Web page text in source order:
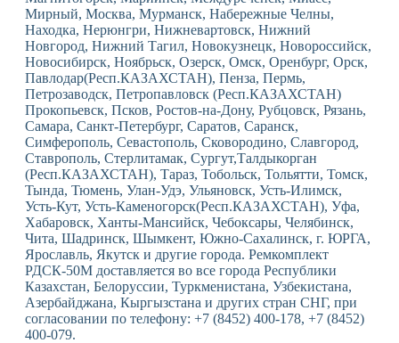
Мирный, Москва, Мурманск, Набережные Челны,
Находка, Нерюнгри, Нижневартовск, Нижний
Новгород, Нижний Тагил, Новокузнецк, Новороссийск,
Новосибирск, Ноябрьск, Озерск, Омск, Оренбург, Орск,
Павлодар(Респ.КАЗАХСТАН), Пенза, Пермь,
Петрозаводск, Петропавловск (Респ.КАЗАХСТАН)
Прокопьевск, Псков, Ростов-на-Дону, Рубцовск, Рязань,
Самара, Санкт-Петербург, Саратов, Саранск,
Симферополь, Севастополь, Сковородино, Славгород,
Ставрополь, Стерлитамак, Сургут,Талдыкорган
(Респ.КАЗАХСТАН), Тараз, Тобольск, Тольятти, Томск,
Тында, Тюмень, Улан-Удэ, Ульяновск, Усть-Илимск,
Усть-Кут, Усть-Каменогорск(Респ.КАЗАХСТАН), Уфа,
Хабаровск, Ханты-Мансийск, Чебоксары, Челябинск,
Чита, Шадринск, Шымкент, Южно-Сахалинск, г. ЮРГА,
Ярославль, Якутск и другие города. Ремкомплект
РДСК-50М доставляется во все города Республики
Казахстан, Белоруссии, Туркменистана, Узбекистана,
Азербайджана, Кыргызстана и других стран СНГ, при
согласовании по телефону: +7 (8452) 400-178, +7 (8452)
400-079.